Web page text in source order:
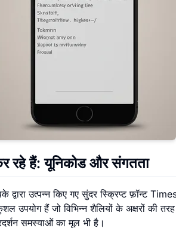
रहे हैं: यूनिकोड और संगतता
उत्पन्न किए गए सुंदर स्क्रिप्ट फ़ॉन्ट
उपयोग हैं जो विभिन्न शैलियों के अक्षरों की
समस्याओं का मूल भी है।